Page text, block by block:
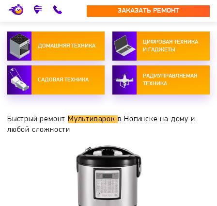
ЗАКАЗАТЬ РЕМОНТ
ДОМАШНЯЯ ТЕХНИКА
ЦИФРОВАЯ ТЕХНИКА
И ГАДЖЕТЫ
САДОВАЯ ТЕХНИКА
РАДИУПРАВЛЯЕМАЯ
ТЕХНИКА
Быстрый ремонт Мультиварок в Ногинске на дому и
любой сложности